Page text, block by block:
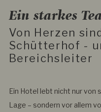
Ein starkes
Von Herzen
Schütterhof -
Bereichsleiter
Ein Hotel lebt nicht nur
Lage – sondern vor allem